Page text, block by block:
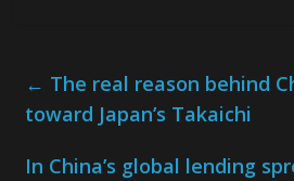
← The real reason behind
toward Japan’s Takaichi
In China’s global lending